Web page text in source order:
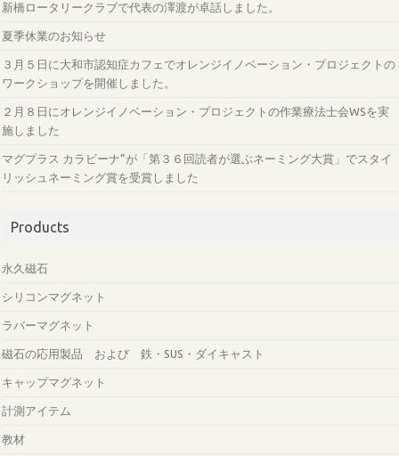
新橋ロータリークラブで代表の澤渡が卓話しました。
夏季休業のお知らせ
３月５日に大和市認知症カフェでオレンジイノベーション・プロジェクトの
ワークショップを開催しました。
２月８日にオレンジイノベーション・プロジェクトの作業療法士会WSを実
施しました
マグプラス カラビーナ”が「第３６回読者が選ぶネーミング大賞」でスタイ
リッシュネーミング賞を受賞しました
Products
永久磁石
シリコンマグネット
ラバーマグネット
磁石の応用製品 および 鉄・SUS・ダイキャスト
キャップマグネット
計測アイテム
教材